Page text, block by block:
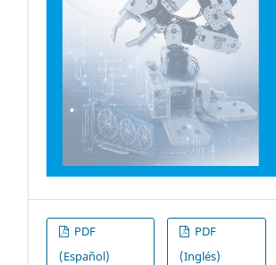
PDF
(Español)
PDF
(Inglés)